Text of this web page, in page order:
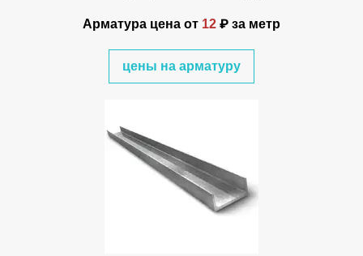
Арматура цена от 12 ₽ за метр
цены на арматуру